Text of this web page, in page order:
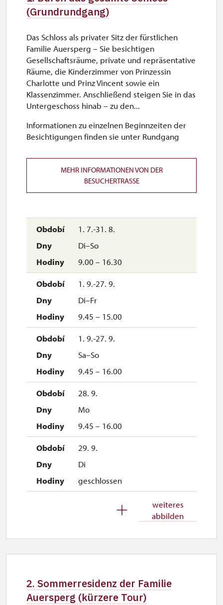
(Grundrundgang)
1. 7.-31. 8.
Di–So
9.00 – 16.30
1. 9.-27. 9.
Di–Fr
9.45 – 15.00
1. 9.-27. 9.
Sa–So
9.45 – 16.00
28. 9.
Mo
9.45 – 16.00
29. 9.
Di
geschlossen
1. 10.-1. 11.
9.45 – 15.00
weiteres
abbilden
Das Schloss als privater Sitz der fürstlichen
Familie Auersperg – Sie besichtigen
Gesellschaftsräume, private und repräsentative
Räume, die Kinderzimmer von Prinzessin
Charlotte und Prinz Vincent sowie ein
Klassenzimmer. Anschließend steigen Sie in das
Untergeschoss hinab – zu den...
Informationen zu einzelnen Beginnzeiten der
Besichtigungen finden sie unter Rundgang
MEHR INFORMATIONEN VON DER
BESUCHERTRASSE
2. Sommerresidenz der Familie
Auersperg (kürzere Tour)